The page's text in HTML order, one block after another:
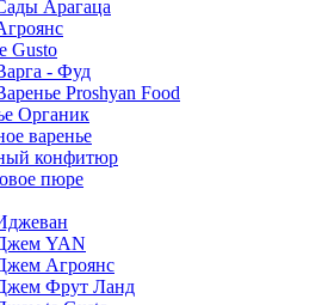
Арагаца
Gusto
- Фуд
Proshyan Food
Органик
варенье
конфитюр
пюре
YAN
Агроянс
Фрут Ланд